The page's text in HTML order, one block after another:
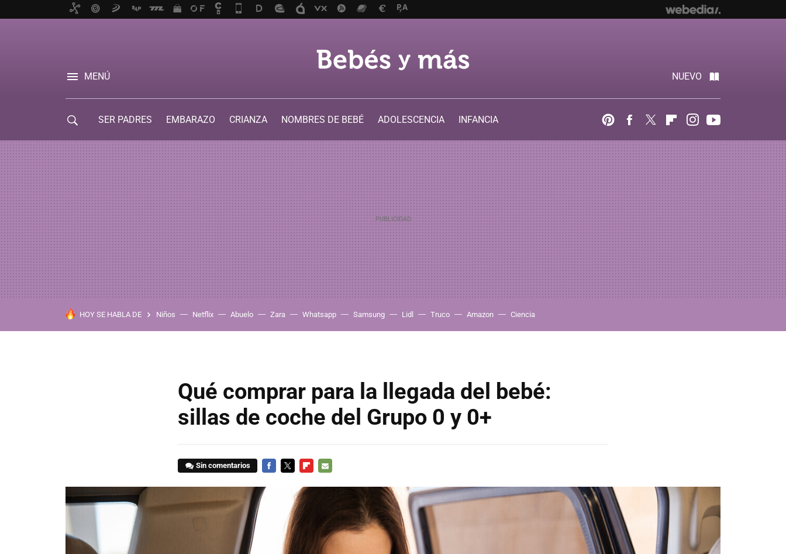
MENÚ NUEVO
SER PADRES EMBARAZO CRIANZA NOMBRES DE BEBÉ ADOLESCENCIA
INFANCIA
PinterestFacebook
Twitter FlipboardInstagram
HOY SE HABLA DE Niños Netflix Abuelo Zara Whatsapp Samsung Lidl Truco Amazon Ciencia
Qué comprar para la llegada del bebé:
sillas de coche del Grupo 0 y 0+
Sin comentarios